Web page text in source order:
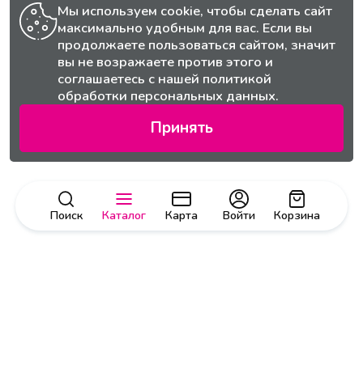
Поиск Каталог Карта Корзина
Войти
Мы используем cookie, чтобы сделать сайт
максимально удобным для вас. Если вы
продолжаете пользоваться сайтом, значит
вы не возражаете против этого и
соглашаетесь с нашей политикой
обработки персональных данных.
Принять